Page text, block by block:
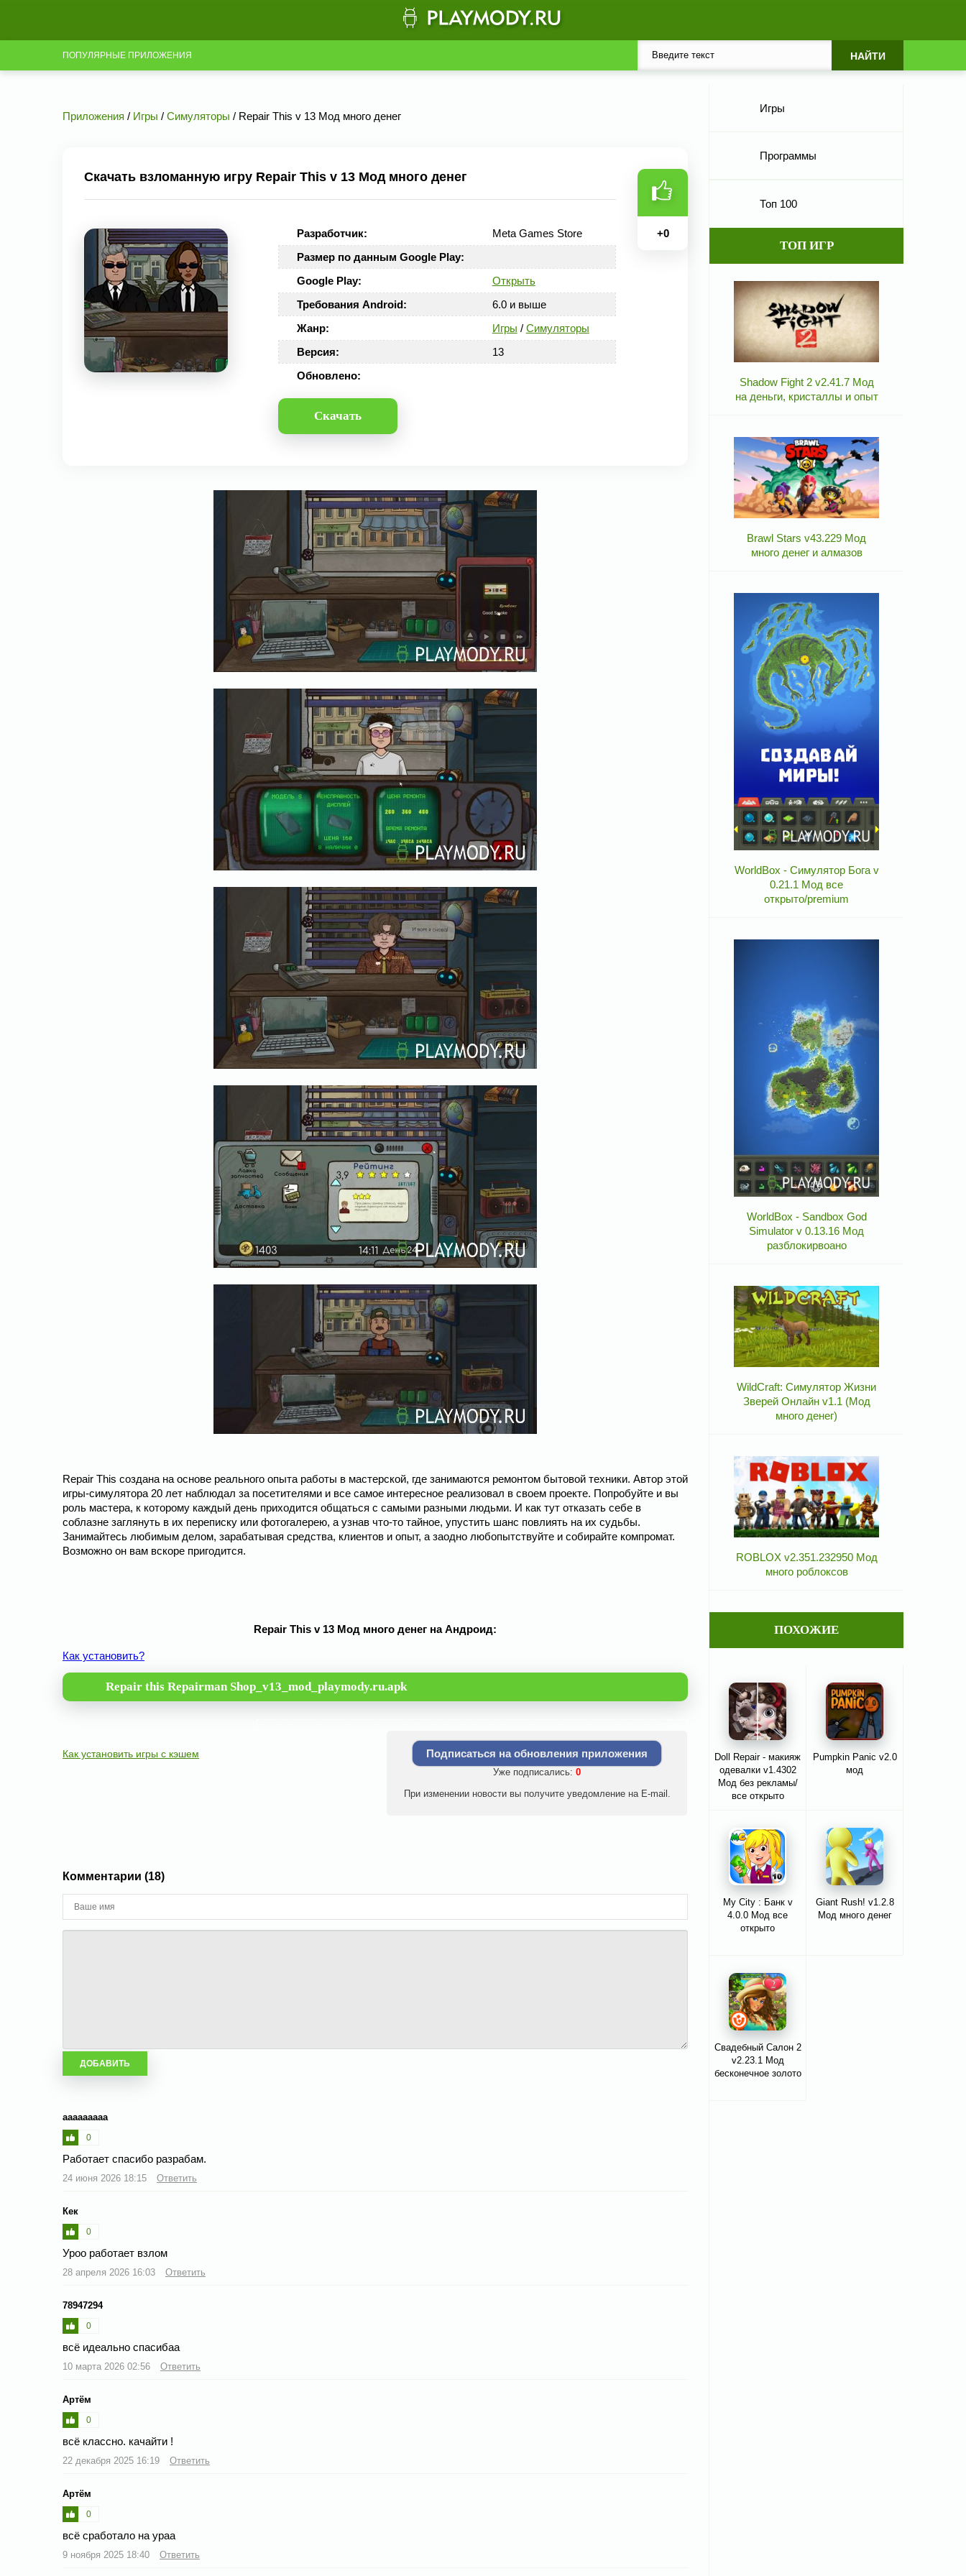
ПОПУЛЯРНЫЕ ПРИЛОЖЕНИЯ
Приложения / Игры / Симуляторы / Repair This v 13 Мод много денег
Скачать взломанную игру Repair This v 13 Мод много денег
Разработчик:
Meta Games Store
Размер по данным Google Play:
Google Play:
Открыть
Требования Android:
6.0 и выше
Жанр:
Игры / Симуляторы
Версия:
13
Обновлено:
Скачать
+0
Repair This создана на основе реального опыта работы в мастерской, где занимаются ремонтом бытовой техники. Автор этой
игры-симулятора 20 лет наблюдал за посетителями и все самое интересное реализовал в своем проекте. Попробуйте и вы
роль мастера, к которому каждый день приходится общаться с самыми разными людьми. И как тут отказать себе в
соблазне заглянуть в их переписку или фотогалерею, а узнав что-то тайное, упустить шанс повлиять на их судьбы.
Занимайтесь любимым делом, зарабатывая средства, клиентов и опыт, а заодно любопытствуйте и собирайте компромат.
Возможно он вам вскоре пригодится.
Repair This v 13 Мод много денег на Андроид:
Как установить?
Repair this Repairman Shop_v13_mod_playmody.ru.apk
Как установить игры с кэшем Подписаться на обновления приложения
Уже подписались: 0
При изменении новости вы получите уведомление на E-mail.
Комментарии (18)
ааааааааа
0
Работает спасибо разрабам.
24 июня 2026 18:15 Ответить
Кек
0
Уроо работает взлом
28 апреля 2026 16:03 Ответить
78947294
0
всё идеально спасибаа
10 марта 2026 02:56 Ответить
Артём
0
всё классно. качайти !
22 декабря 2025 16:19 Ответить
Артём
0
всё сработало на ураа
9 ноября 2025 18:40 Ответить
Игры
Программы
Топ 100
ТОП ИГР
Shadow Fight 2 v2.41.7 Мод
на деньги, кристаллы и опыт
Brawl Stars v43.229 Мод
много денег и алмазов
WorldBox - Симулятор Бога v
0.21.1 Мод все
открыто/premium
WorldBox - Sandbox God
Simulator v 0.13.16 Мод
разблокирвоано
WildCraft: Симулятор Жизни
Зверей Онлайн v1.1 (Мод
много денег)
ROBLOX v2.351.232950 Мод
много роблоксов
ПОХОЖИЕ
Doll Repair - макияж
одевалки v1.4302
Мод без рекламы/
все открыто
Pumpkin Panic v2.0
мод
My City : Банк v
4.0.0 Мод все
открыто
Giant Rush! v1.2.8
Мод много денег
Свадебный Салон 2
v2.23.1 Мод
бесконечное золото